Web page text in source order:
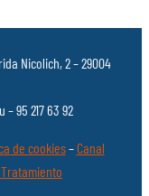
Nicolich, 2 – 29004
95 217 63 92
de cookies–Canal